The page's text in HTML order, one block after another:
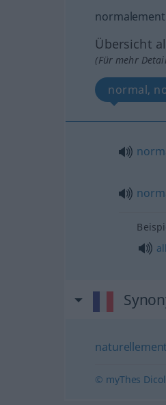
normalement
Übersicht
(Für mehr
normal,
naturellement
© myThes